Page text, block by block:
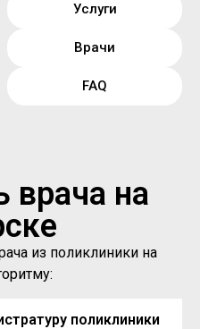
Услуги
Врачи
FAQ
врача на
из поликлиники на
поликлиники